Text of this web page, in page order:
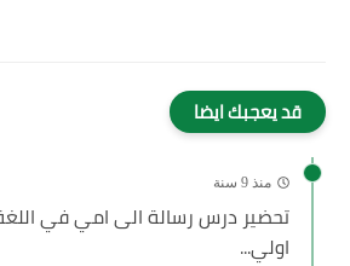
قد يعجبك ايضا
منذ 9 سنة
تحضير درس رسالة الى امي في
اولي...